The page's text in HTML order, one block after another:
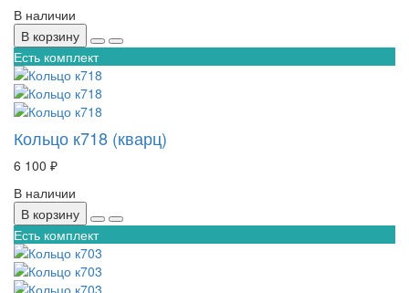
В наличии
В корзину
Есть комплект
Кольцо к718 (кварц)
6 100 ₽
В наличии
В корзину
Есть комплект